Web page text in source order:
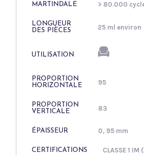
MARTINDALE > 80.000
LONGUEUR
DES PIÈCES
25 ml environ
UTILISATION
PROPORTION
HORIZONTALE
95
PROPORTION
VERTICALE
83
ÉPAISSEUR 0, 95 mm
CERTIFICATIONS CLASSE 1 IM